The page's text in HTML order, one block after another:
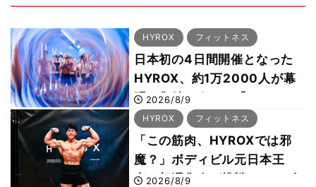
HYROX フィットネス
日本初の4日間開催となった
HYROX、約1万2000人が幕
張に集結 すでに「2028、
29年の大会も準備」
2026/8/9
HYROX フィットネス
「この筋肉、HYROXでは邪
魔？」ボディビル元日本王
者・相澤隼人が挑戦 バーピ
2026/8/9